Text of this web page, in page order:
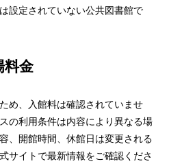
設定されていない公共図書館で
料金
め、入館料は確認されていませ
の利用条件は内容により異なる場
、開館時間、休館日は変更される
サイトで最新情報をご確認くださ